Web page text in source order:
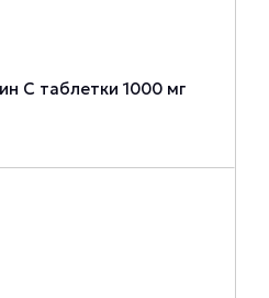
С таблетки 1000 мг